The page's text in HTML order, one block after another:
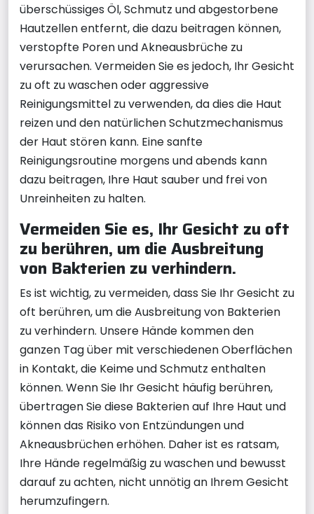
überschüssiges Öl, Schmutz und abgestorbene
Hautzellen entfernt, die dazu beitragen können,
verstopfte Poren und Akneausbrüche zu
verursachen. Vermeiden Sie es jedoch, Ihr Gesicht
zu oft zu waschen oder aggressive
Reinigungsmittel zu verwenden, da dies die Haut
reizen und den natürlichen Schutzmechanismus
der Haut stören kann. Eine sanfte
Reinigungsroutine morgens und abends kann
dazu beitragen, Ihre Haut sauber und frei von
Unreinheiten zu halten.
Vermeiden Sie es, Ihr Gesicht zu oft
zu berühren, um die Ausbreitung
von Bakterien zu verhindern.
Es ist wichtig, zu vermeiden, dass Sie Ihr Gesicht zu
oft berühren, um die Ausbreitung von Bakterien
zu verhindern. Unsere Hände kommen den
ganzen Tag über mit verschiedenen Oberflächen
in Kontakt, die Keime und Schmutz enthalten
können. Wenn Sie Ihr Gesicht häufig berühren,
übertragen Sie diese Bakterien auf Ihre Haut und
können das Risiko von Entzündungen und
Akneausbrüchen erhöhen. Daher ist es ratsam,
Ihre Hände regelmäßig zu waschen und bewusst
darauf zu achten, nicht unnötig an Ihrem Gesicht
herumzufingern.